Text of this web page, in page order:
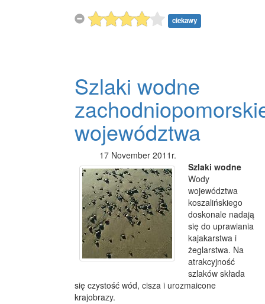
ciekawy
Szlaki wodne
województwa
17 November 2011r.
Szlaki wodne
Wody
województwa
koszalińskiego
doskonale nadają
się do uprawiania
kajakarstwa i
żeglarstwa. Na
atrakcyjność
szlaków składa
się czystość wód, cisza i urozmaicone
krajobrazy.